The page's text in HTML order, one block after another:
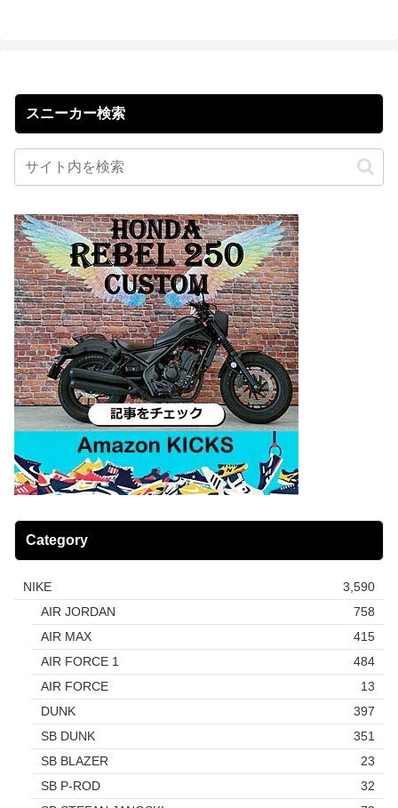
スニーカー検索
Category
NIKE
3,590
AIR JORDAN
758
AIR MAX
415
AIR FORCE 1
484
AIR FORCE
13
DUNK
397
SB DUNK
351
SB BLAZER
23
SB P-ROD
32